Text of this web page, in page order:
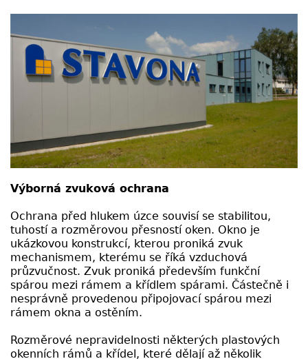
Výborná zvuková ochrana
Ochrana před hlukem úzce souvisí se stabilitou,
tuhostí a rozměrovou přesností oken. Okno je
ukázkovou konstrukcí, kterou proniká zvuk
mechanismem, kterému se říká vzduchová
průzvučnost. Zvuk proniká především funkční
spárou mezi rámem a křídlem spárami. Částečně i
nesprávně provedenou připojovací spárou mezi
rámem okna a ostěním.
Rozměrové nepravidelnosti některých plastových
okenních rámů a křídel, které dělají až několik